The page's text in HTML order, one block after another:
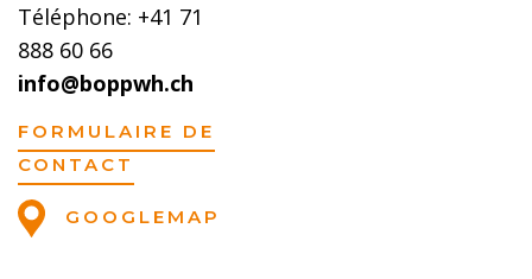
Téléphone: +41 71
888 60 66
info@boppwh.ch
FORMULAIRE DE
CONTACT
GOOGLEMAP